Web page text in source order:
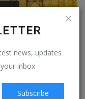
news, updates
inbox
Subscribe
பகுதிகள்